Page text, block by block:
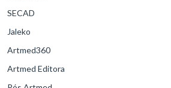
SECAD
Jaleko
Artmed360
Artmed Editora